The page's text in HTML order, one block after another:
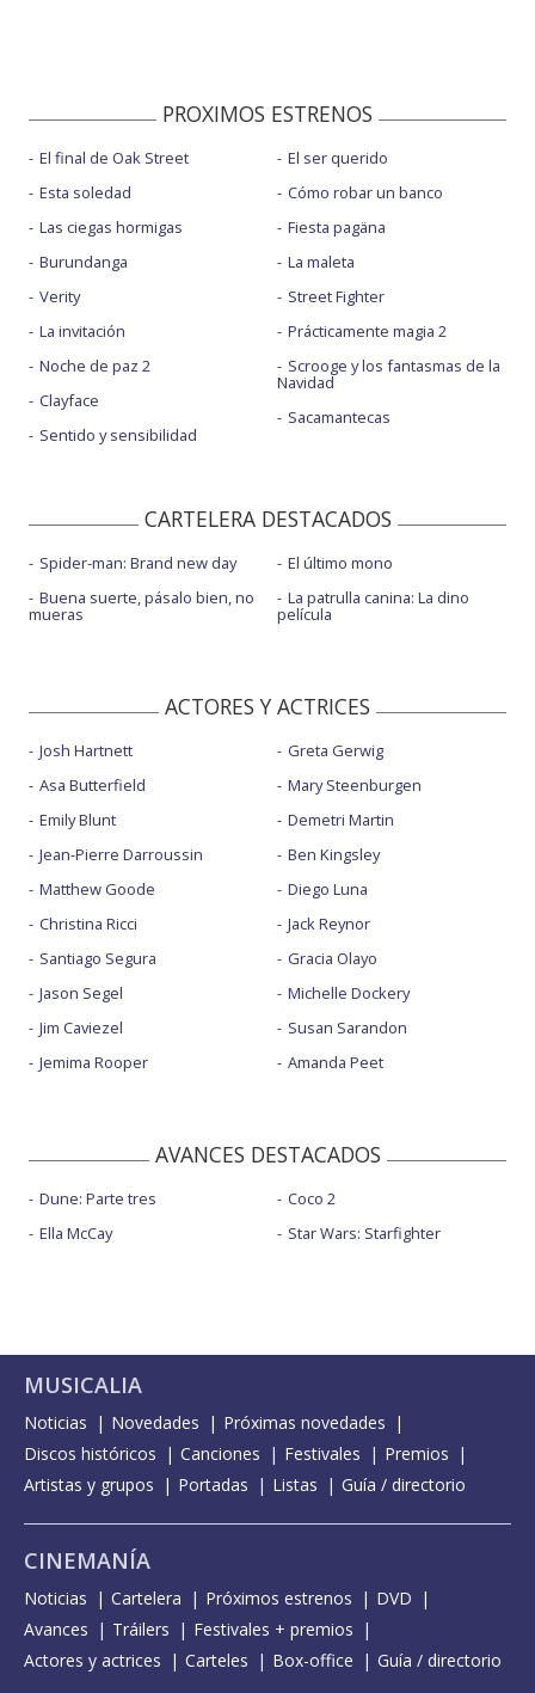
PROXIMOS ESTRENOS
El final de Oak Street
Esta soledad
Las ciegas hormigas
Burundanga
Verity
La invitación
Noche de paz 2
Clayface
Sentido y sensibilidad
El ser querido
Cómo robar un banco
Fiesta pagäna
La maleta
Street Fighter
Prácticamente magia 2
Scrooge y los fantasmas de la
Navidad
Sacamantecas
CARTELERA DESTACADOS
Spider-man: Brand new day
Buena suerte, pásalo bien, no
mueras
El último mono
La patrulla canina: La dino
película
ACTORES Y ACTRICES
Josh Hartnett
Asa Butterfield
Emily Blunt
Jean-Pierre Darroussin
Matthew Goode
Christina Ricci
Santiago Segura
Jason Segel
Jim Caviezel
Jemima Rooper
Greta Gerwig
Mary Steenburgen
Demetri Martin
Ben Kingsley
Diego Luna
Jack Reynor
Gracia Olayo
Michelle Dockery
Susan Sarandon
Amanda Peet
AVANCES DESTACADOS
Dune: Parte tres
Ella McCay
Coco 2
Star Wars: Starfighter
MUSICALIA
Noticias Novedades
Próximas novedades
Discos históricos
Canciones Festivales
Premios
Artistas y grupos
Portadas Listas Guía / directorio
CINEMANÍA
Noticias Cartelera Próximos estrenos
DVD
Avances
Tráilers
Festivales + premios
Actores y actrices
Carteles Box-office Guía / directorio